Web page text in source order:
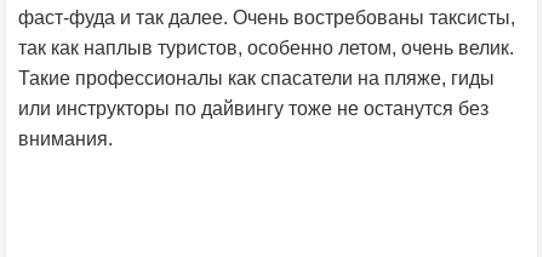
фаст-фуда и так далее. Очень востребованы таксисты,
так как наплыв туристов, особенно летом, очень велик.
Такие профессионалы как спасатели на пляже, гиды
или инструкторы по дайвингу тоже не останутся без
внимания.